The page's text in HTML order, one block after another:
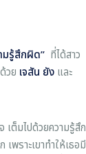
มรู้สึกผิด” ที่ได้สาว
วย เจสัน ยัง และ
เต็มไปด้วยความรู้สึก
พราะเขาทำให้เธอมี